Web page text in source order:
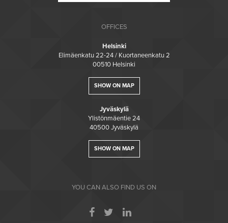
OFFICES
Helsinki
Elimäenkatu 22-24 / Kuortaneenkatu 2
00510 Helsinki
SHOW ON MAP
Jyväskylä
Ylistönmäentie 24
40500 Jyväskylä
SHOW ON MAP
YOU CAN ALSO FIND US ON